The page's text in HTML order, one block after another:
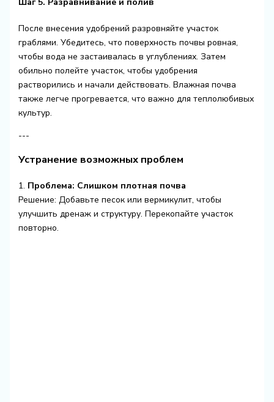
После внесения удобрений разровняйте участок
граблями. Убедитесь, что поверхность почвы ровная,
чтобы вода не застаивалась в углублениях. Затем
обильно полейте участок, чтобы удобрения
растворились и начали действовать. Влажная почва
также легче прогревается, что важно для теплолюбивых
культур.
---
Устранение возможных проблем
1. Проблема: Слишком плотная почва
Решение: Добавьте песок или вермикулит, чтобы
улучшить дренаж и структуру. Перекопайте участок
повторно.